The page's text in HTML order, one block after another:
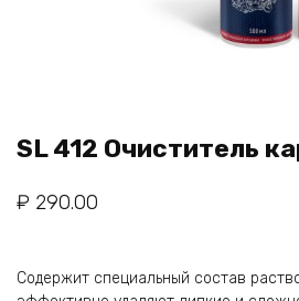
SL 412 Очиститель
₽ 290.00
Содержит специальный состав